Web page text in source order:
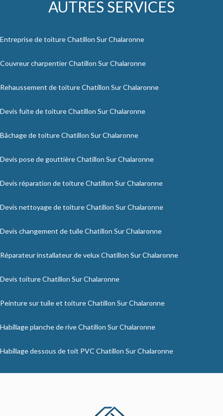
AUTRES SERVICES
Entreprise de toiture Chatillon Sur Chalaronne
Couvreur charpentier Chatillon Sur Chalaronne
Rehaussement de toiture Chatillon Sur Chalaronne
Devis fuite de toiture Chatillon Sur Chalaronne
Bâchage de toiture Chatillon Sur Chalaronne
Devis pose de gouttière Chatillon Sur Chalaronne
Devis réparation de toiture Chatillon Sur Chalaronne
Devis nettoyage de toiture Chatillon Sur Chalaronne
Devis changement de tuile Chatillon Sur Chalaronne
Réparateur installateur de velux Chatillon Sur Chalaronne
Devis toiture Chatillon Sur Chalaronne
Peinture sur tuile et toiture Chatillon Sur Chalaronne
Habillage planche de rive Chatillon Sur Chalaronne
Habillage dessous de toit PVC Chatillon Sur Chalaronne